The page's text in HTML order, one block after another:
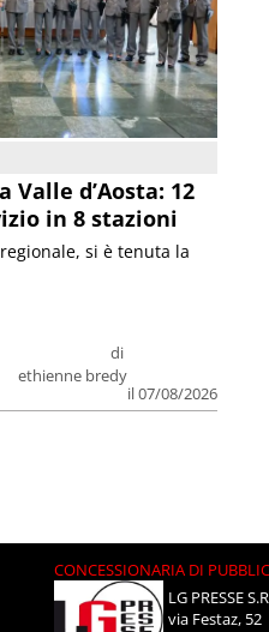
Valle d’Aosta: 12
in 8 stazioni
di
ethienne bredy
il 07/08/2026
si è tenuta la
CONCESSIONARIA DI
LG PRESSE
via Festaz, 52